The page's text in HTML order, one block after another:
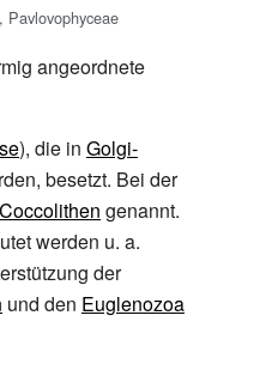
Pavlovophyceae
angeordnete
), die in Golgi-
besetzt. Bei der
Coccolithen genannt.
werden u. a.
der
und den Euglenozoa